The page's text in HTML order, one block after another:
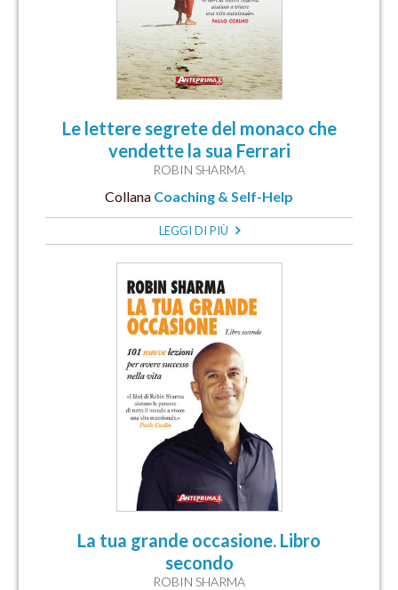
Le lettere segrete del monaco che
vendette la sua Ferrari
ROBIN SHARMA
Collana Coaching & Self-Help
LEGGI DI PIÙ
La tua grande occasione. Libro
secondo
ROBIN SHARMA